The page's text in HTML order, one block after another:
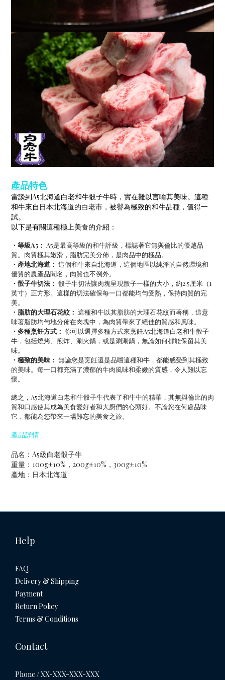
產品特色
當談到A5北海道白老和牛骰子牛時，實在難以言喻其美味。這種
和牛來自日本北海道的白老市，被譽為極致的和牛品種，值得一
試。
以下是有關這種極上美食的介紹：
・等級A5： A5是最高等級的和牛評級，標誌著它無與倫比的優越品
質。肉質極其嫩滑，脂肪完美分佈，是肉品中的極品。
・產地北海道： 這個和牛來自北海道，這個地區以純淨的自然環境和
優質的農產品聞名，肉質也不例外。
・骰子牛切法： 骰子牛切法讓肉塊呈現骰子一樣的大小，約2.5厘米（1
英寸）正方形。這樣的切法確保每一口都能均勻受熱，保持肉質的完
美。
・脂肪的大理石花紋： 這種和牛以其脂肪的大理石花紋而著稱，這意
味著脂肪均勻地分佈在肉塊中，為肉質帶來了絕佳的質感和風味。
・多種烹飪方式： 你可以選擇多種方式來烹飪A5北海道白老和牛骰子
牛，包括燒烤、煎炸、涮火鍋，或是涮涮鍋，無論如何都能保留其美
味。
・極致的美味： 無論您是烹飪還是品嚐這種和牛，都能感受到其極致
的美味。每一口都充滿了濃郁的牛肉風味和柔嫩的質感，令人難以忘
懷。
總之， A5北海道白老和牛骰子牛代表了和牛中的精華，其無與倫比的肉
質和口感使其成為美食愛好者和大廚們的心頭好。不論您在何處品味
它，都能為您帶來一場難忘的美食之旅。
產品詳情
品名：A5級白老骰子牛
重量：100g±10%， 200g±10%，300g±10%
產地：日本北海道
Help
FAQ
Delivery & Shipping
Payment
Return Policy
Terms & Conditions
Contact
Phone / XX-XXX-XXX-XXX